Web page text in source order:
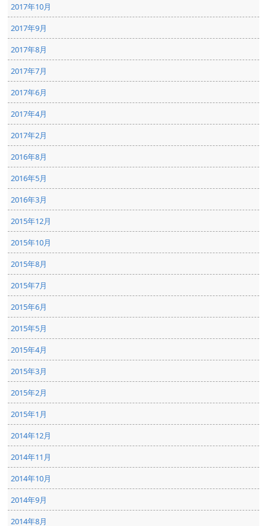
2017年10月
2017年9月
2017年8月
2017年7月
2017年6月
2017年4月
2017年2月
2016年8月
2016年5月
2016年3月
2015年12月
2015年10月
2015年8月
2015年7月
2015年6月
2015年5月
2015年4月
2015年3月
2015年2月
2015年1月
2014年12月
2014年11月
2014年10月
2014年9月
2014年8月